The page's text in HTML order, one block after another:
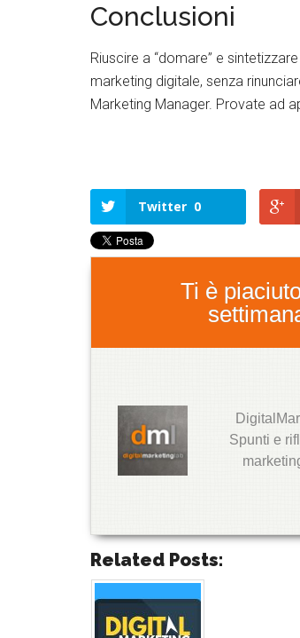
Conclusioni
Riuscire a “domare” e
marketing digitale, senza
Marketing Manager. Provate ad
Twitter 0
Ti è
T
w
t
G
o
o
l
e
+
Spunti e
Related Posts:
T
wi